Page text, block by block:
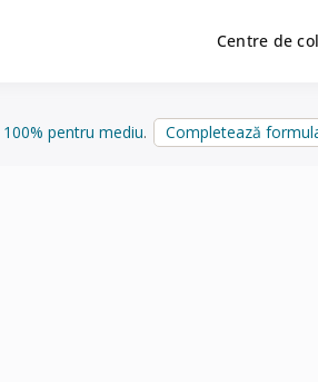
Centre de
pentru mediu. Completează